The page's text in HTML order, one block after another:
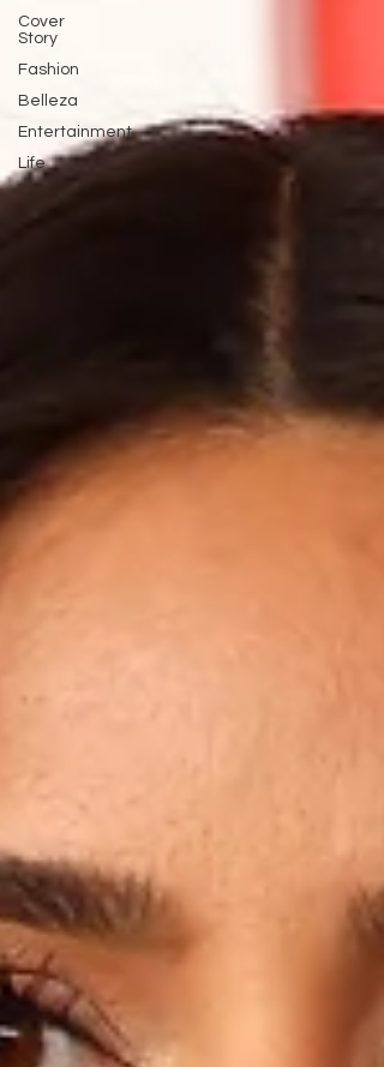
Cover
Story
Fashion
Belleza
Entertainment
Life